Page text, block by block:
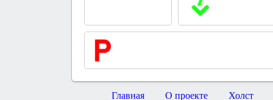
Главная О проекте Холст